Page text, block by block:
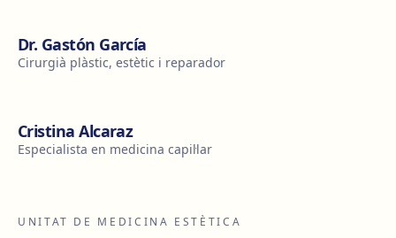
Dr. Gastón García
Cirurgià plàstic, estètic i reparador
Cristina Alcaraz
Especialista en medicina capil·lar
UNITAT DE MEDICINA ESTÈTICA